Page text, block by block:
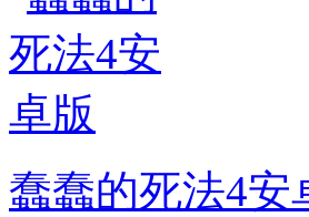
蠢蠢的死法4安